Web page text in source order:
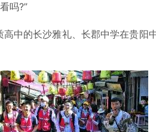
吗?”
中的长沙雅礼、长郡中学在贵阳